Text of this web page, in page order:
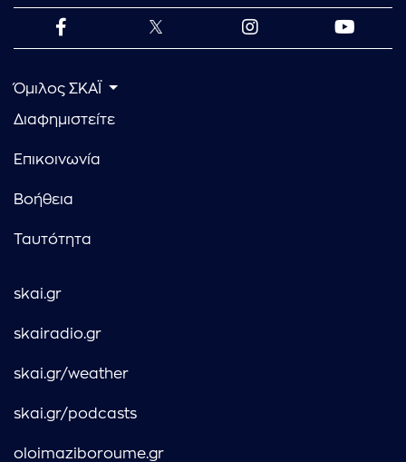
Όμιλος ΣΚΑΪ
Διαφημιστείτε
Επικοινωνία
Βοήθεια
Ταυτότητα
skai.gr
skairadio.gr
skai.gr/weather
skai.gr/podcasts
oloimaziboroume.gr